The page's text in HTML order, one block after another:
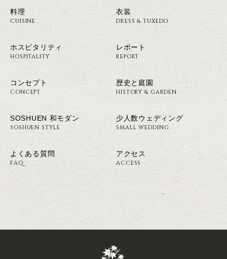
料理
CUISINE
衣装
DRESS & TUXEDO
ホスピタリティ
HOSPITALITY
レポート
REPORT
コンセプト
CONCEPT
歴史と庭園
HISTORY & GARDEN
SOSHUEN 和モダン
SOSHUEN STYLE
少人数ウェディング
SMALL WEDDING
よくある質問
FAQ
アクセス
ACCESS